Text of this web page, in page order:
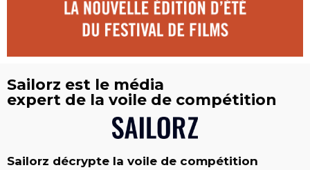
Sailorz est le média
expert de la voile de compétition
Sailorz décrypte la voile de compétition